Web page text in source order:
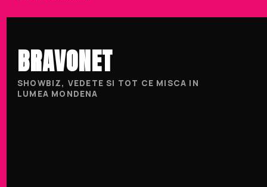
BRAVONET
SHOWBIZ, VEDETE SI TOT CE MISCA IN
LUMEA MONDENA